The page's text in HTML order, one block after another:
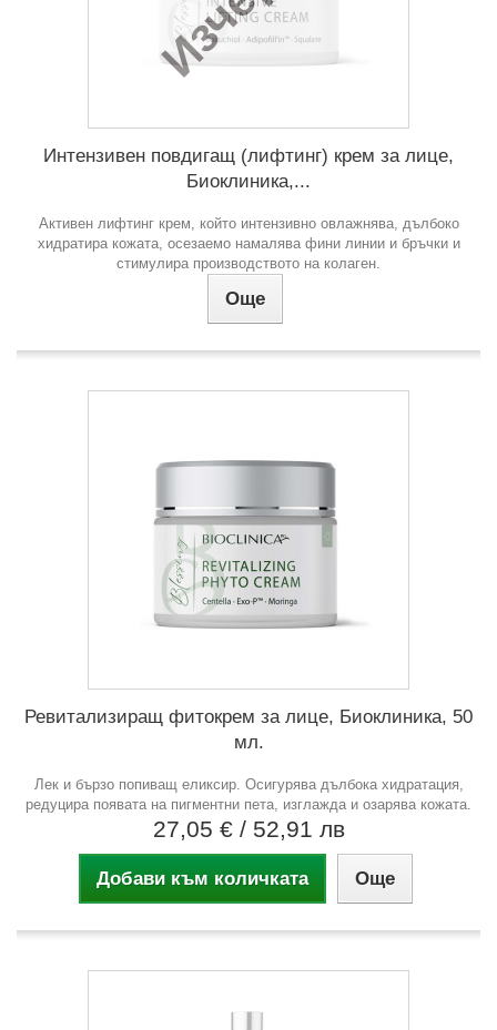
Интензивен повдигащ (лифтинг) крем за лице,
Биоклиника,...
Активен лифтинг крем, който интензивно овлажнява, дълбоко
хидратира кожата, осезаемо намалява фини линии и бръчки и
стимулира производството на колаген.
Още
Ревитализиращ фитокрем за лице, Биоклиника, 50
мл.
Лек и бързо попиващ еликсир. Осигурява дълбока хидратация,
редуцира появата на пигментни пета, изглажда и озарява кожата.
27,05 € / 52,91 лв
Добави към количката Още